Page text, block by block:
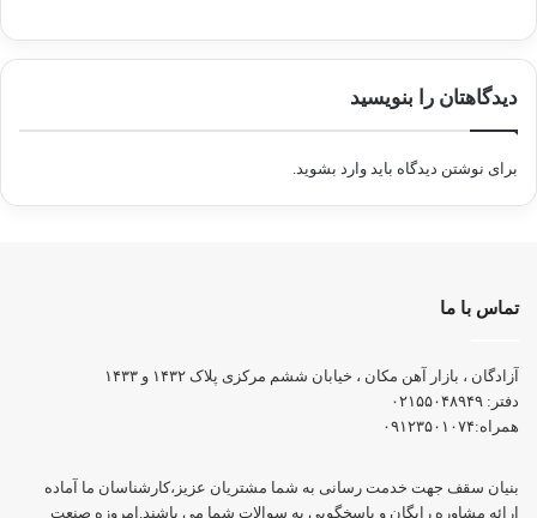
دیدگاهتان را بنویسید
برای نوشتن دیدگاه باید وارد بشوید
تماس با ما
آزادگان ، بازار آهن مکان ، خیابان ششم مرکزی پلاک ۱۴۳۲ و ۱۴۳۳
دفتر: ۰۲۱۵۵۰۴۸۹۴۹
همراه:۰۹۱۲۳۵۰۱۰۷۴
بنیان سقف جهت خدمت رسانی به شما مشتریان عزیز،کارشناسان ما آماده
ارائه مشاوره رایگان و پاسخگویی به سوالات شما می باشند.امروزه صنعت